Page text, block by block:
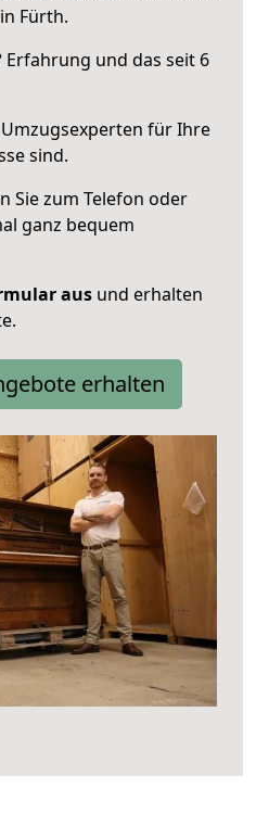
Fürth.
Erfahrung und das seit 6
für Ihre
sind.
Sie zum Telefon oder
ganz bequem
aus und erhalten
erhalten